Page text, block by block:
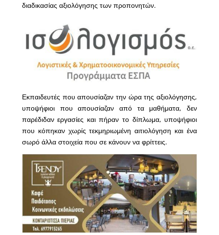
διαδικασίας αξιολόγησης των προπονητών.
Εκπαιδευτές που απουσίαζαν την ώρα της αξιολόγησης,
υποψήφιοι που απουσίαζαν από τα μαθήματα, δεν
παρέδιδαν εργασίες και πήραν το δίπλωμα, υποψήφιοι
που κόπηκαν χωρίς τεκμηριωμένη αιτιολόγηση και ένα
σωρό άλλα στοιχεία που σε κάνουν να φρίττεις.